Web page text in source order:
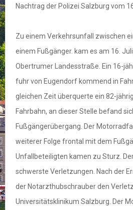
Nachtrag der Polizei Salzburg vom
Zu einem Verkehrsunfall zwischen
einem Fußgänger. kam es am 16.
Obertrumer Landesstraße. Ein 16-
fuhr von Eugendorf kommend in
gleichen Zeit überquerte ein 82-
Fahrbahn, an dieser Stelle befand
Fußgängerübergang. Der
weiterer Folge frontal mit dem
Unfallbeteiligten kamen zu Sturz.
schwerste Verletzungen. Nach der
der Notarzthubschrauber den
Universitätsklinikum Salzburg. Der